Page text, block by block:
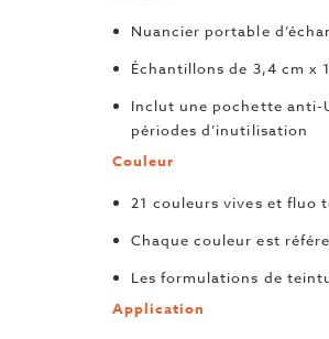
Nuancier portable
Échantillons de 3,4 cm x
Inclut une pochette anti-
périodes d’inutilisation
Couleur
21 couleurs vives et fluo
Chaque couleur est
Les formulations de
Application